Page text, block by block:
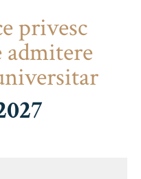
privesc
admitere